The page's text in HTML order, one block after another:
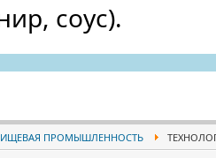
соус).
ПРОМЫШЛЕННОСТЬ